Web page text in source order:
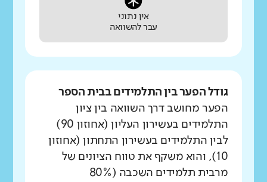
אין נתוני
עבר להשוואה
גודל הפער בין התלמידים בבית הספר
הפער מחושב דרך השוואה בין ציון
התלמידים בעשירון העליון (אחוזון 90)
לבין התלמידים בעשירון התחתון (אחוזון
10), והוא משקף את טווח הציונים של
מרבית תלמידים השכבה (80%